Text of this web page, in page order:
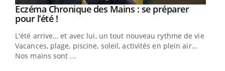
Youtube
Eczéma Chronique des Mains : se préparer
pour l’été !Youtube
L'été arrive… et avec lui, un tout nouveau rythme de vie !
Vacances, plage, piscine, soleil, activités en plein air…
Nos mains sont ...